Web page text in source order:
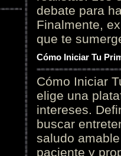
debate para
Finalmente,
que te
Cómo Iniciar Tu
Cómo Iniciar
elige una
intereses.
buscar
saludo
paciente y